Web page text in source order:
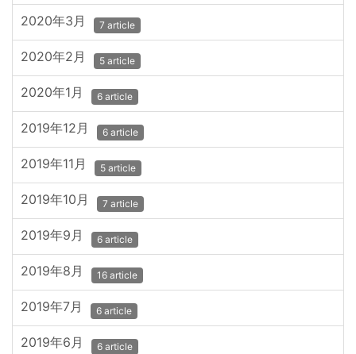
2020年3月 7 article
2020年2月 5 article
2020年1月 6 article
2019年12月 6 article
2019年11月 5 article
2019年10月 7 article
2019年9月 6 article
2019年8月 16 article
2019年7月 6 article
2019年6月 6 article